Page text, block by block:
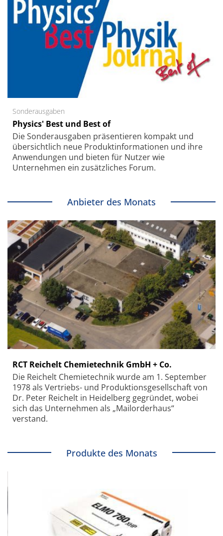
Sonderausgaben
Physics' Best und Best of
Die Sonder­ausgaben präsentieren kompakt und
übersichtlich neue Produkt­informationen und ihre
Anwendungen und bieten für Nutzer wie
Unternehmen ein zusätzliches Forum.
Anbieter des Monats
RCT Reichelt Chemietechnik GmbH + Co.
Die Reichelt Chemietechnik wurde am 1. September
1978 als Vertriebs- und Produktionsgesellschaft von
Dr. Peter Reichelt in Heidelberg gegründet, wobei
sich das Unternehmen als „Mailorderhaus“
verstand.
Produkte des Monats